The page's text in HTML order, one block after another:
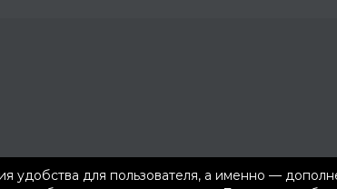
удобства для пользователя, а именно —